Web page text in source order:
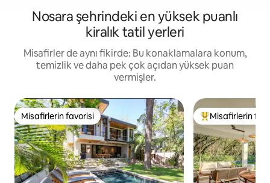
Nosara şehrindeki en yüksek puanlı
kiralık tatil yerleri
Misafirler de aynı fikirde: Bu konaklamalara konum,
temizlik ve daha pek çok açıdan yüksek puan
vermişler.
Misafirlerin favorisi
Misafirlerin favorisi Misafirlerin
Misafirlerin